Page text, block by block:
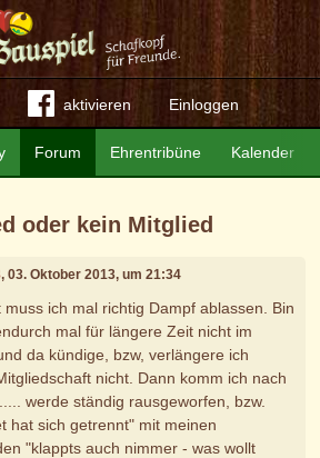
aktivieren Einloggen
Forum Ehrentribüne Kalender
oder kein Mitglied
, 03. Oktober 2013, um 21:34
muss ich mal richtig Dampf ablassen. Bin
mal für längere Zeit nicht im
da kündige, bzw, verlängere ich
nicht. Dann komm ich nach
werde ständig rausgeworfen, bzw.
hat sich getrennt" mit meinen
"klappts auch nimmer - was wollt